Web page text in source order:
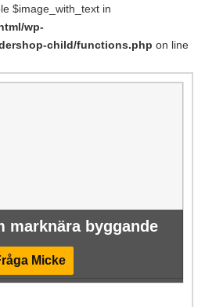
$image_with_text in
wp-
child/functions.php on line
marknära byggande
Micke